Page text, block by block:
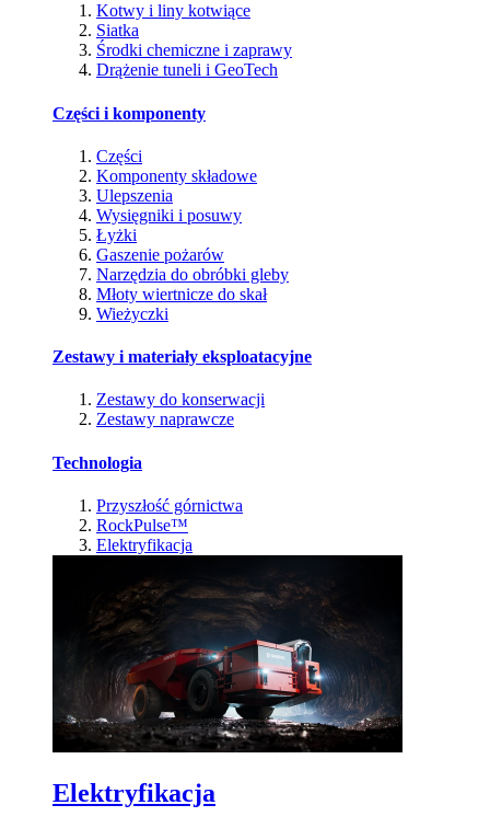
Kotwy i liny kotwiące
Siatka
Środki chemiczne i zaprawy
Drążenie tuneli i GeoTech
Części i komponenty
Części
Komponenty składowe
Ulepszenia
Wysięgniki i posuwy
Łyżki
Gaszenie pożarów
Narzędzia do obróbki gleby
Młoty wiertnicze do skał
Wieżyczki
Zestawy i materiały eksploatacyjne
Zestawy do konserwacji
Zestawy naprawcze
Technologia
Przyszłość górnictwa
RockPulse™
Elektryfikacja
Elektryfikacja